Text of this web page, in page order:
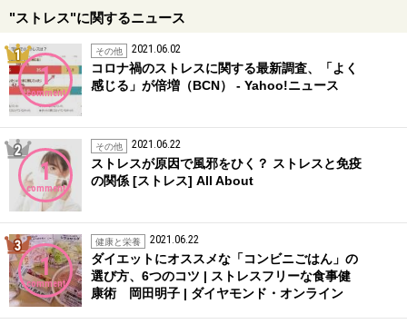
"ストレス"に関するニュース
1
comment
その他 2021.06.02
コロナ禍のストレスに関する最新調査、「よく
感じる」が倍増（BCN） - Yahoo!ニュース
1位
1
comment
その他 2021.06.22
ストレスが原因で風邪をひく？ ストレスと免疫
の関係 [ストレス] All About
1
comment
健康と栄養 2021.06.22
ダイエットにオススメな「コンビニごはん」の
選び方、6つのコツ | ストレスフリーな食事健
康術 岡田明子 | ダイヤモンド・オンライン
3位